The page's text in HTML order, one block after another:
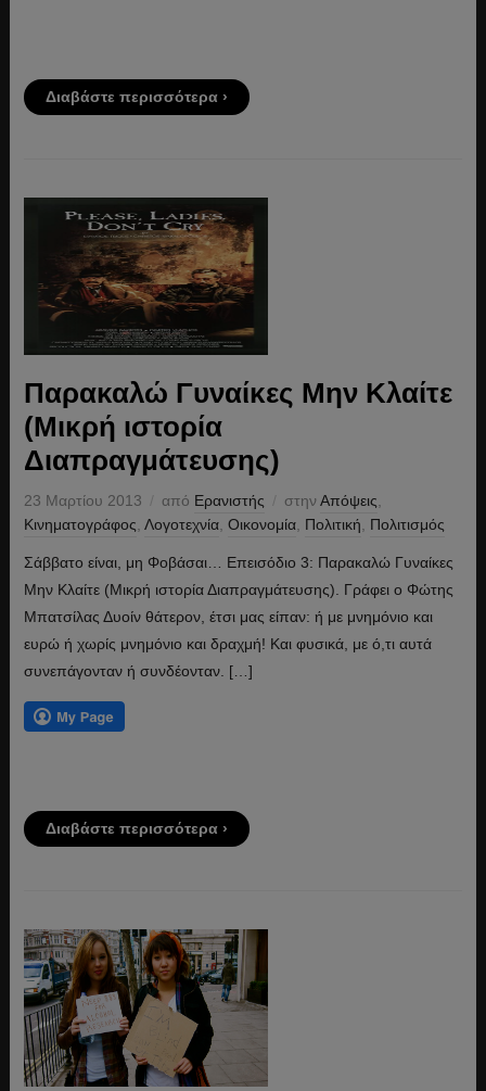
Διαβάστε περισσότερα ›
Παρακαλώ Γυναίκες Μην Κλαίτε
(Μικρή ιστορία
Διαπραγμάτευσης)
23 Μαρτίου 2013 από Ερανιστής στηνΑπόψεις
Κινηματογράφος Λογοτεχνία, Οικονομία, Πολιτική Πολιτισμός
Σάββατο είναι, μη Φοβάσαι… Επεισόδιο 3: Παρακαλώ Γυναίκες
Μην Κλαίτε (Μικρή ιστορία Διαπραγμάτευσης). Γράφει ο Φώτης
Μπατσίλας Δυοίν θάτερον, έτσι μας είπαν: ή με μνημόνιο και
ευρώ ή χωρίς μνημόνιο και δραχμή! Και φυσικά, με ό,τι αυτά
συνεπάγονταν ή συνδέονταν. […]
Διαβάστε περισσότερα ›